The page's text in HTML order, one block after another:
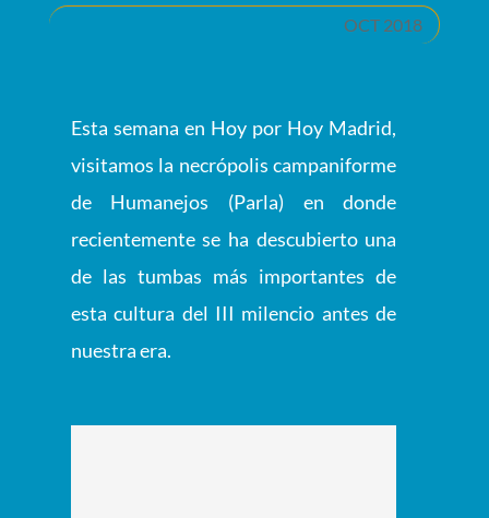
OCT 2018
Esta semana en Hoy por Hoy Madrid,
visitamos la necrópolis campaniforme
de Humanejos (Parla) en donde
recientemente se ha descubierto una
de las tumbas más importantes de
esta cultura del III milencio antes de
nuestra era.